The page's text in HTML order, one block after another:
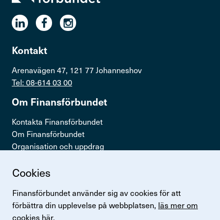
Cookies
Finansförbundet använder sig av cookies för att
förbättra din upplevelse på webbplatsen, läs mer om
cookies här.
Kontakt
Arenavägen 47, 121 77 Johanneshov
Tel: 08-614 03 00
Om Finans­för­bundet
Kontakta Finansförbundet
Om Finansförbundet
Organisation och uppdrag
Snabb­länkar
Logga in
Lönestatistik